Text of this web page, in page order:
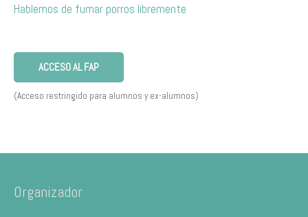
Hablemos de fumar porros libremente
ACCESO AL FAP
(Acceso restringido para alumnos y ex-alumnos)
Organizador